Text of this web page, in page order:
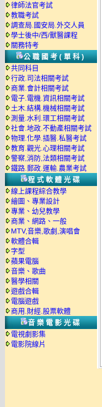
律師法官考試
教職考試
調查局.國安局.外交人員
學士後中/西/獸醫課程
關務特考
公職國考(單科)
共同科目
行政.司法相關考試
商業.會計相關考試
電子.電機.資訊相關考試
土木.結構.機械相關考試
測量.水利.環工相關考試
社會.地政.不動產相關考試
物理.化學.插醫.私醫考試
教育.觀光.心理相關考試
警察,消防,法類相關考試
鐵路.郵政.運輸.農業考試
程式軟體光碟
線上課程綜合教學
繪圖、專業設計
專業、幼兒教學
商業、網路、一般
MTV,音樂,歌劇,演唱會
軟體合輯
字型
蘋果電腦
音樂、歌曲
醫學相關
遊戲合輯
電腦遊戲
商用.財經.股票軟體
音樂電影光碟
電視劇影集
電影院線片